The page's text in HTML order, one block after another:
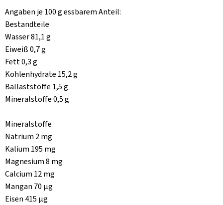
Angaben je 100 g essbarem Anteil:
Bestandteile
Wasser 81,1 g
Eiweiß 0,7 g
Fett 0,3 g
Kohlenhydrate 15,2 g
Ballaststoffe 1,5 g
Mineralstoffe 0,5 g
Mineralstoffe
Natrium 2 mg
Kalium 195 mg
Magnesium 8 mg
Calcium 12 mg
Mangan 70 µg
Eisen 415 µg